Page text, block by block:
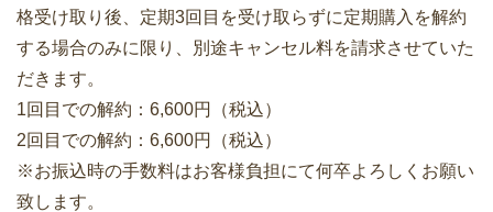
格受け取り後、定期3回目を受け取らずに定期購入を解約
する場合のみに限り、別途キャンセル料を請求させていた
だきます。
1回目での解約：6,600円（税込）
2回目での解約：6,600円（税込）
※お振込時の手数料はお客様負担にて何卒よろしくお願い
致します。